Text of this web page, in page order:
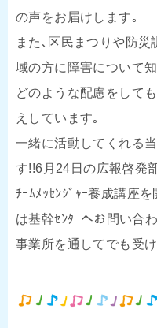
の声をお届けします｡
また､区民まつりや防
域の方に障害について
どのような配慮をして
えしています｡
一緒に活動してくれる
す!!6月24日の広報啓発
ﾁｰﾑﾒｯｾﾝｼﾞｬｰ養成講座
は基幹ｾﾝﾀｰへお問い合
事業所を通してでも受